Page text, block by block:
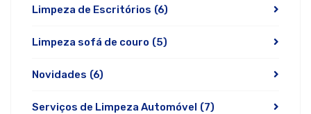
Limpeza de Escritórios (6)
Limpeza sofá de couro (5)
Novidades (6)
Serviços de Limpeza Automóvel (7)